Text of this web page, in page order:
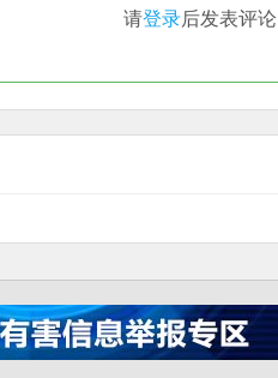
请登录后发表评论